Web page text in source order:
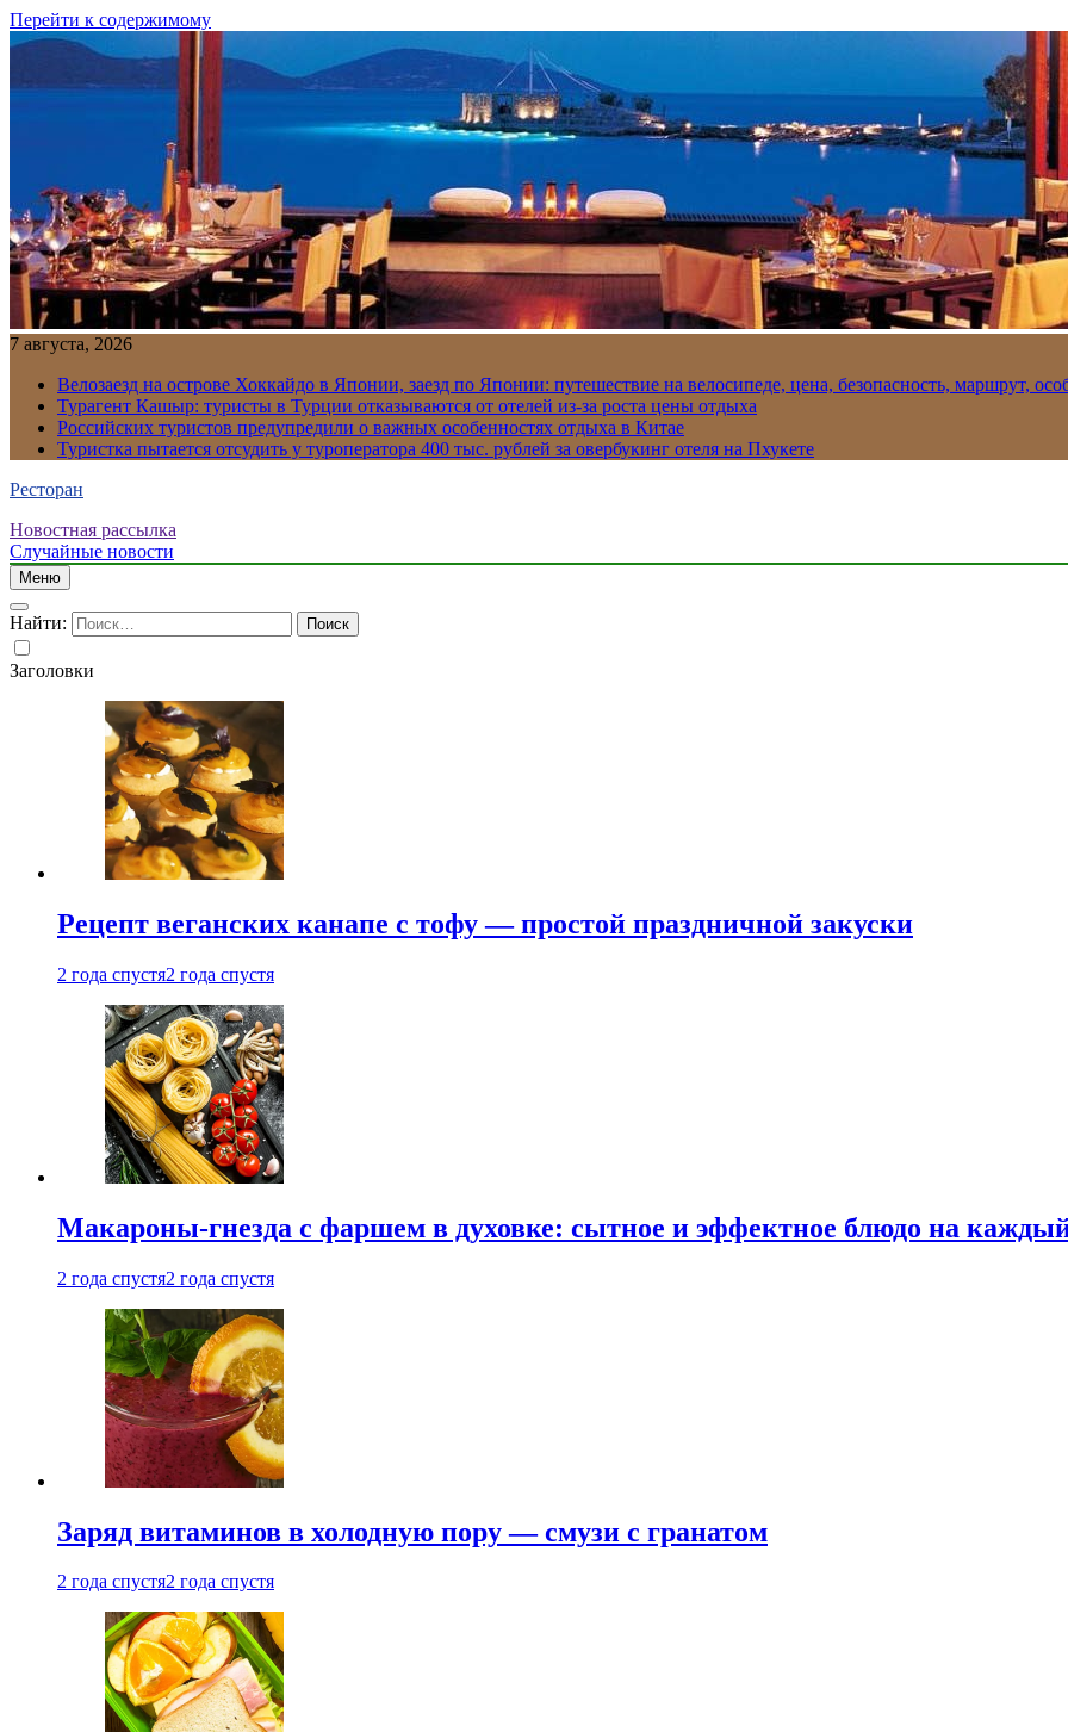
Перейти к содержимому
7 августа, 2026
Велозаезд на острове Хоккайдо в Японии, заезд по Японии: путешествие на велосипеде, цена, безопасность, маршрут,
Турагент Кашыр: туристы в Турции отказываются от отелей из-за роста цены отдыха
Российских туристов предупредили о важных особенностях отдыха в Китае
Туристка пытается отсудить у туроператора 400 тыс. рублей за овербукинг отеля на Пхукете
Ресторан
Новостная рассылка
Случайные новости
Меню
Найти:
Заголовки
Рецепт веганских канапе с тофу — простой праздничной закуски
2 года спустя2 года спустя
Макароны-гнезда с фаршем в духовке: сытное и эффектное блюдо на
2 года спустя2 года спустя
Заряд витаминов в холодную пору — смузи с гранатом
2 года спустя2 года спустя